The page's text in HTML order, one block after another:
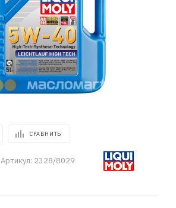
СРАВНИТЬ
Артикул: 2328/8029